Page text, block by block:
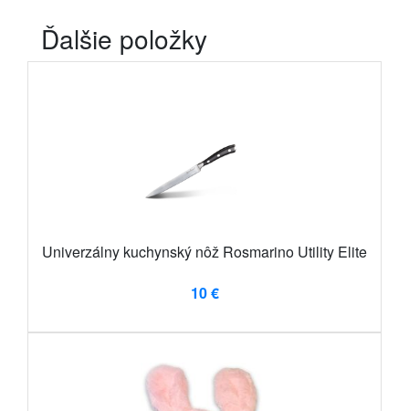
Ďalšie položky
Univerzálny kuchynský nôž Rosmarino Utility Elite
10 €